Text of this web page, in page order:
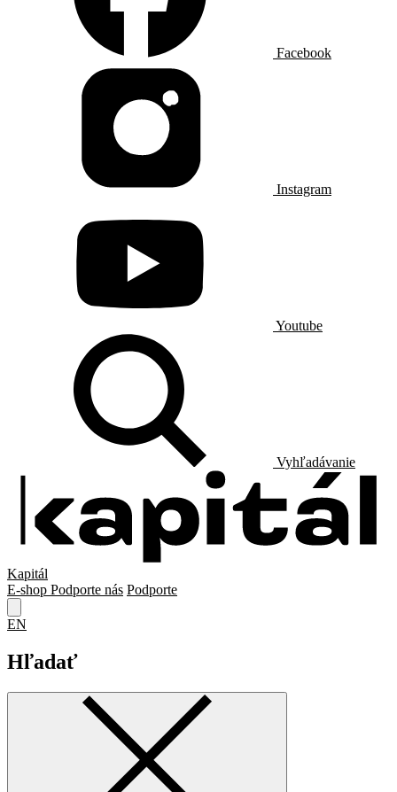
Facebook
Instagram
Youtube
Vyhľadávanie
Kapitál
E-shop Podporte nás Podporte
EN
Hľadať